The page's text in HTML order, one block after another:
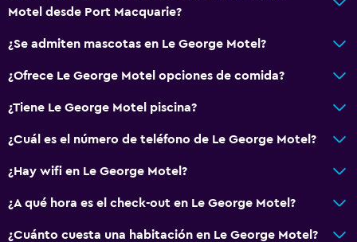
Motel desde Port Macquarie?
¿Se admiten mascotas en Le George Motel?
¿Ofrece Le George Motel opciones de comida?
¿Tiene Le George Motel piscina?
¿Cuál es el número de teléfono de Le George Motel?
¿Hay wifi en Le George Motel?
¿A qué hora es el check-out en Le George Motel?
¿Cuánto cuesta una habitación en Le George Motel?